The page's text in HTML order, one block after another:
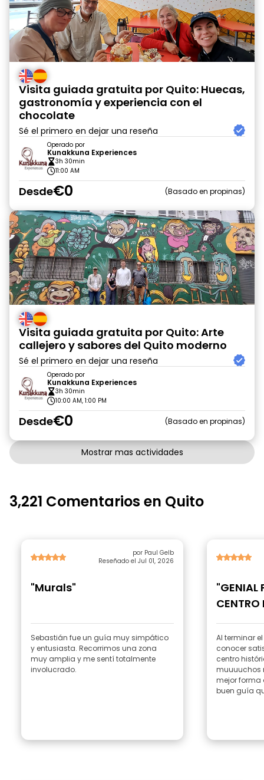
Visita guiada gratuita por Quito: Huecas,
gastronomía y experiencia con el
chocolate
Sé el primero en dejar una reseña
Operado por
Kunakkuna Experiences
3h 30min
11:00 AM
Desde€0 Basado en propinas
Visita guiada gratuita por Quito: Arte
callejero y sabores del Quito moderno
Sé el primero en dejar una reseña
Operado por
Kunakkuna Experiences
3h 30min
10:00 AM, 1:00 PM
Desde€0 Basado en propinas
Mostrar mas actividades
3,221 Comentarios en Quito
por Paul Gelb
Reseñado el Jul 01, 2026
"Murals"
Sebastián fue un guía muy simpático
y entusiasta. Recorrimos una zona
muy amplia y me sentí totalmente
involucrado.
"GENIAL
Al terminar
conocer
centro
muuuuchos
mejor forma
buen guía